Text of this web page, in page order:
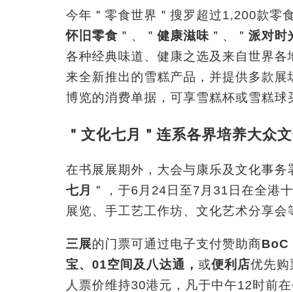
今年＂零食世界＂搜罗超过1,200款零
怀旧零食 ＂、＂ 健康滋味 ＂、＂ 派对时
各种经典味道、健康之选及来自世界各
来全新推出的雪糕产品，并提供多款
博览的消费单据，可享雪糕杯或雪糕球
＂文化七月＂连系各界培养大众
在书展展期外，大会与康乐及文化事务
七月 ＂，于6 月 24 日至7 月 31 日在全港
展览、手工艺工作坊、文化艺术分享会
三展的门票可通过电子支付赞助商BoC
宝、 01空间及八达通， 或便利店优先购
人票价维持30港元，凡于中午12时前